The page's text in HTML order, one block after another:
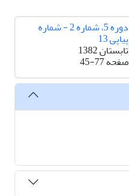
دوره 5، شماره 2 - شماره
پیاپی 13
تابستان 1382
صفحه45-77